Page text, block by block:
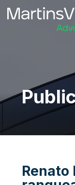
Renato